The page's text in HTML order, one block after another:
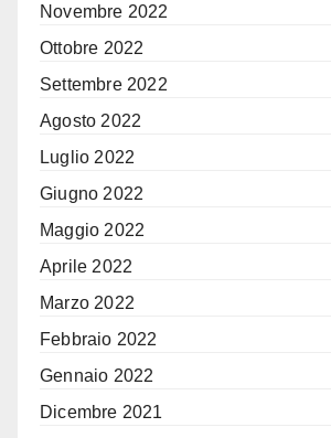
Novembre 2022
Ottobre 2022
Settembre 2022
Agosto 2022
Luglio 2022
Giugno 2022
Maggio 2022
Aprile 2022
Marzo 2022
Febbraio 2022
Gennaio 2022
Dicembre 2021